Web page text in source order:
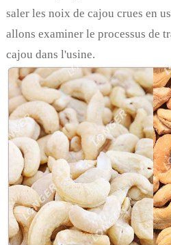
saler les noix de cajou crues en
allons examiner le processus de
cajou dans l'usine.